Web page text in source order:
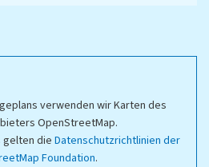
verwenden wir Karten des
OpenStreetMap.
gelten die Datenschutzrichtlinien der
Foundation.